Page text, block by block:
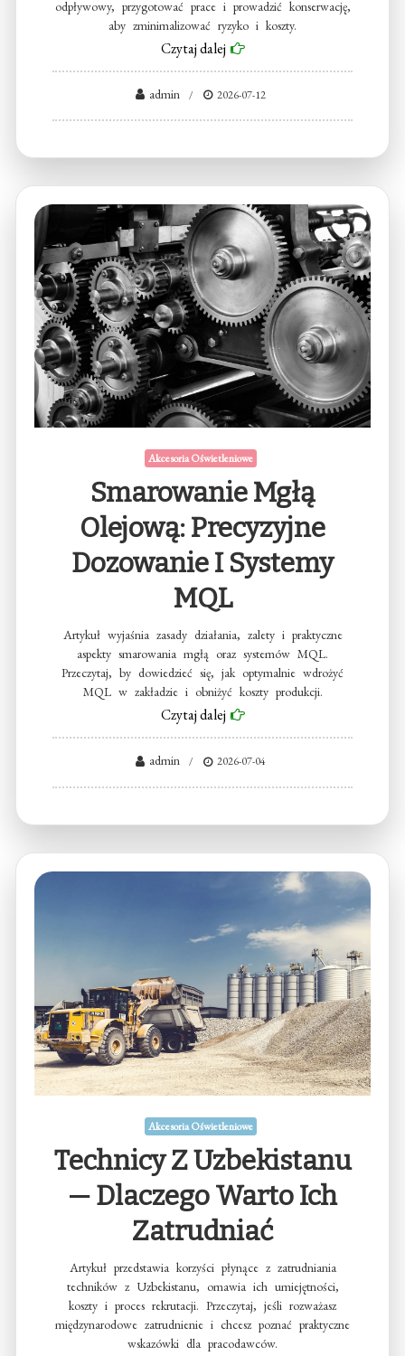
odpływowy, przygotować prace i prowadzić konserwację,
aby zminimalizować ryzyko i koszty.
Czytaj dalej
admin 2026-07-12
Akcesoria Oświetleniowe
Smarowanie Mgłą
Olejową: Precyzyjne
Dozowanie I Systemy
MQL
Artykuł wyjaśnia zasady działania, zalety i praktyczne
aspekty smarowania mgłą oraz systemów MQL.
Przeczytaj, by dowiedzieć się, jak optymalnie wdrożyć
MQL w zakładzie i obniżyć koszty produkcji.
Czytaj dalej
admin 2026-07-04
Akcesoria Oświetleniowe
Technicy Z Uzbekistanu
— Dlaczego Warto Ich
Zatrudniać
Artykuł przedstawia korzyści płynące z zatrudniania
techników z Uzbekistanu, omawia ich umiejętności,
koszty i proces rekrutacji. Przeczytaj, jeśli rozważasz
międzynarodowe zatrudnienie i chcesz poznać praktyczne
wskazówki dla pracodawców.